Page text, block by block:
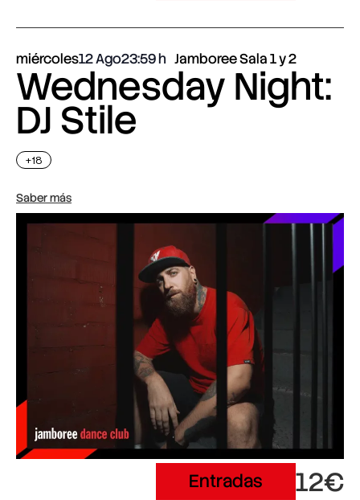
miércoles12 Ago23:59 Jamboree Sala 1 y 2
Wednesday Night:
DJ Stile
+18
Saber más
Entradas 12€